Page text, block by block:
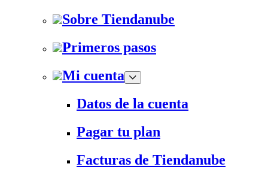
Sobre Tiendanube
Primeros pasos
Mi cuenta
Datos de la cuenta
Pagar tu plan
Facturas de Tiendanube